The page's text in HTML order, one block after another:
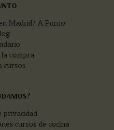
Madrid/ A Punto
la compra
cursos
privacidad
cursos de cocina